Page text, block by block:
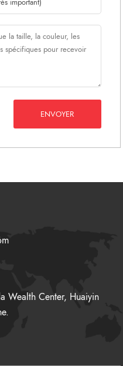
ENVOYER
Wealth Center, Huaiyin